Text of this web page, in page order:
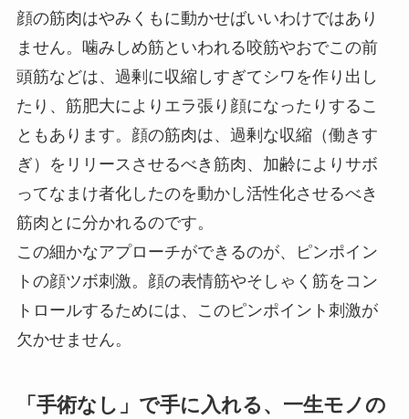
顔の筋肉はやみくもに動かせばいいわけではあり
ません。噛みしめ筋といわれる咬筋やおでこの前
頭筋などは、過剰に収縮しすぎてシワを作り出し
たり、筋肥大によりエラ張り顔になったりするこ
ともあります。顔の筋肉は、過剰な収縮（働きす
ぎ）をリリースさせるべき筋肉、加齢によりサボ
ってなまけ者化したのを動かし活性化させるべき
筋肉とに分かれるのです。
この細かなアプローチができるのが、ピンポイン
トの顔ツボ刺激。顔の表情筋やそしゃく筋をコン
トロールするためには、このピンポイント刺激が
欠かせません。
「手術なし」で手に入れる、一生モノの